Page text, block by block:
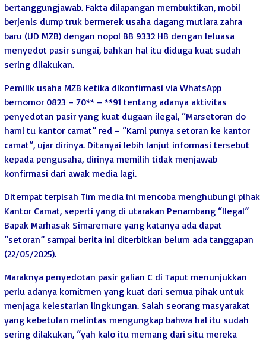
bertanggungjawab. Fakta dilapangan membuktikan, mobil
berjenis dump truk bermerek usaha dagang mutiara zahra
baru (UD MZB) dengan nopol BB 9332 HB dengan leluasa
menyedot pasir sungai, bahkan hal itu diduga kuat sudah
sering dilakukan.
Pemilik usaha MZB ketika dikonfirmasi via WhatsApp
bernomor 0823 – 70** – **91 tentang adanya aktivitas
penyedotan pasir yang kuat dugaan ilegal, “Marsetoran do
hami tu kantor camat” red – “Kami punya setoran ke kantor
camat”, ujar dirinya. Ditanyai lebih lanjut informasi tersebut
kepada pengusaha, dirinya memilih tidak menjawab
konfirmasi dari awak media lagi.
Ditempat terpisah Tim media ini mencoba menghubungi pihak
Kantor Camat, seperti yang di utarakan Penambang “Ilegal”
Bapak Marhasak Simaremare yang katanya ada dapat
“setoran” sampai berita ini diterbitkan belum ada tanggapan
(22/05/2025).
Maraknya penyedotan pasir galian C di Taput menunjukkan
perlu adanya komitmen yang kuat dari semua pihak untuk
menjaga kelestarian lingkungan. Salah seorang masyarakat
yang kebetulan melintas mengungkap bahwa hal itu sudah
sering dilakukan, “yah kalo itu memang dari situ mereka